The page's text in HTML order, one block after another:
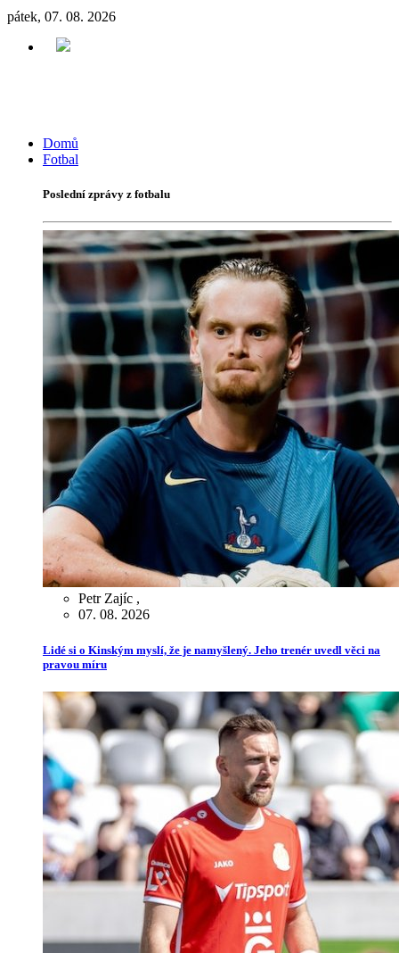
pátek, 07. 08. 2026
Domů
Fotbal
Poslední zprávy z fotbalu
Petr Zajíc ,
07. 08. 2026
Lidé si o Kinským myslí, že je namyšlený. Jeho trenér uvedl věci na
pravou míru